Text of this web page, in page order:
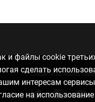
и файлы cookie
сделать
интересам
на
Следите за новостями